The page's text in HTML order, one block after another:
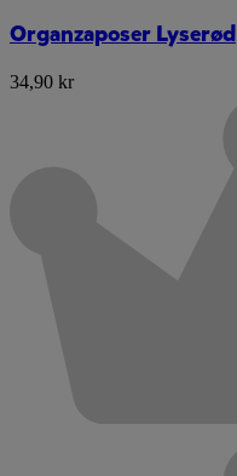
Organzaposer Lyserød
34,90 kr